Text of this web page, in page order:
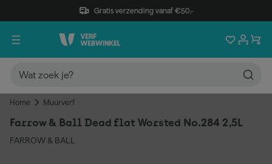
Gratis verzending vanaf €50,-
Home Muurverf
Farrow & Ball Dead flat Worsted No.284 2,5L
FARROW & BALL